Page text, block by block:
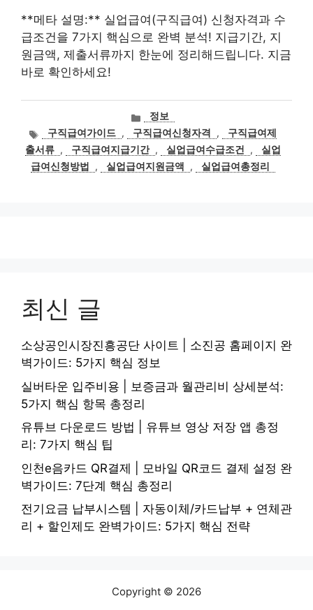
**메타 설명:** 실업급여(구직급여) 신청자격과 수
급조건을 7가지 핵심으로 완벽 분석! 지급기간, 지
원금액, 제출서류까지 한눈에 정리해드립니다. 지금
바로 확인하세요!
카
테
고
리
정보
태
그
구직급여가이드 , 구직급여신청자격 ,
구직급여제
출서류 , 구직급여지급기간 , 실업급여수급조건 ,
실업
급여신청방법
, 실업급여지원금액 , 실업급여총정리
최신 글
소상공인시장진흥공단 사이트 | 소진공 홈페이지 완
벽가이드: 5가지 핵심 정보
실버타운 입주비용 | 보증금과 월관리비 상세분석:
5가지 핵심 항목 총정리
유튜브 다운로드 방법 | 유튜브 영상 저장 앱 총정
리: 7가지 핵심 팁
인천e음카드 QR결제 | 모바일 QR코드 결제 설정 완
벽가이드: 7단계 핵심 총정리
전기요금 납부시스템 | 자동이체/카드납부 + 연체관
리 + 할인제도 완벽가이드: 5가지 핵심 전략
Copyright © 2026